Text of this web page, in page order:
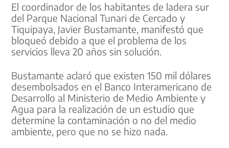
El coordinador de los habitantes de ladera sur
del Parque Nacional Tunari de Cercado y
Tiquipaya, Javier Bustamante, manifestó que
bloqueó debido a que el problema de los
servicios lleva 20 años sin solución.
Bustamante aclaró que existen 150 mil dólares
desembolsados en el Banco Interamericano de
Desarrollo al Ministerio de Medio Ambiente y
Agua para la realización de un estudio que
determine la contaminación o no del medio
ambiente, pero que no se hizo nada.